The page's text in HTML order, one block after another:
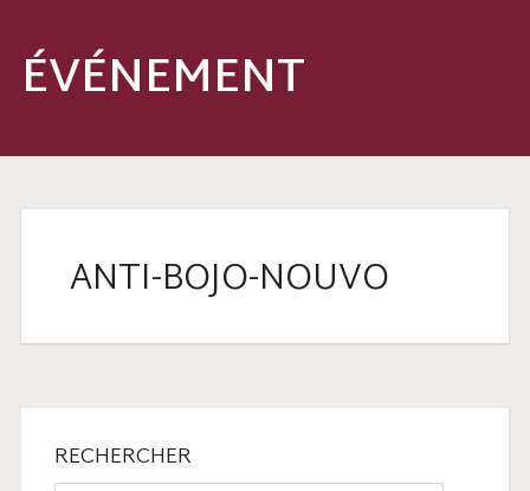
ÉVÉNEMENT
ANTI-BOJO-NOUVO
RECHERCHER